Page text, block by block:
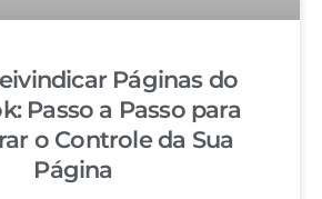
Páginas do
Passo a Passo para
o Controle da Sua
Página